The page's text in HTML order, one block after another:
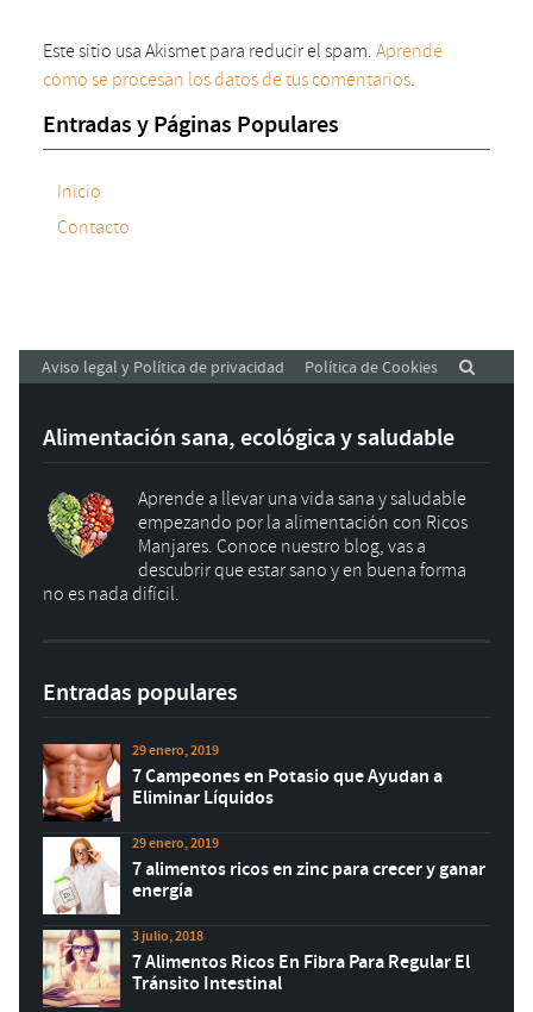
Este sitio usa Akismet para reducir el spam. Aprende
cómo se procesan los datos de tus comentarios.
Entradas y Páginas Populares
Inicio
Contacto
Aviso legal y Política de privacidad Política de Cookies
Alimentación sana, ecológica y saludable
Aprende a llevar una vida sana y saludable
empezando por la alimentación con Ricos
Manjares. Conoce nuestro blog, vas a
descubrir que estar sano y en buena forma
no es nada difícil.
Entradas populares
29 enero, 2019
7 Campeones en Potasio que Ayudan a
Eliminar Líquidos
29 enero, 2019
7 alimentos ricos en zinc para crecer y ganar
energía
3 julio, 2018
7 Alimentos Ricos En Fibra Para Regular El
Tránsito Intestinal